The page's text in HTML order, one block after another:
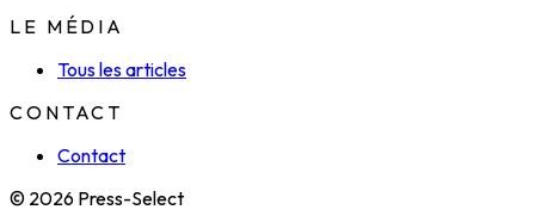
LE MÉDIA
Tous les articles
CONTACT
Contact
© 2026 Press-Select